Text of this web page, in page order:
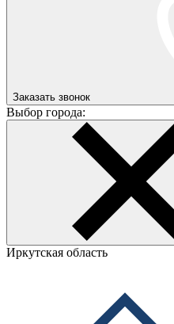
Заказать звонок
Выбор города:
Иркутская область